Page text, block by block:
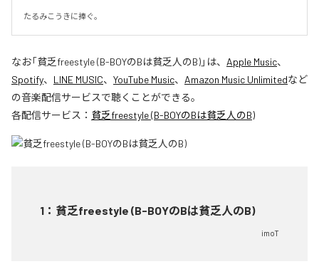
たるみこうきに捧ぐ。
なお「貧乏freestyle (B-BOYのBは貧乏人のB)」は、 Apple Music、
Spotify、 LINE MUSIC、 YouTube Music、 Amazon Music Unlimitedなど
の音楽配信サービスで聴くことができる。
各配信サービス： 貧乏freestyle (B-BOYのBは貧乏人のB)
1 ： 貧乏freestyle (B-BOYのBは貧乏人のB)
imoT